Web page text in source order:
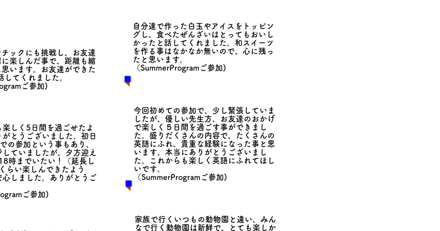
ックにも挑戦し、お友達
楽しんだ事で、距離も縮
います。お友達ができた
てくれました。
ご参加)
しく5日間を過ごせたよ
とうございました。初日
の参加という事もあり、
ていましたが、夕方迎え
時までいたい！（延長し
らい楽しんできたよう
心しました。ありがとうご
ご参加)
​自分達で作った白玉やアイスをトッピン
グし、食べたぜんざいはとってもおいし
かったと話してくれました。和スイーツ
を作る事はなかなか無いので、心に残っ
たと思います。
​（SummerProgramご参加)
​今回初めての参加で、少し緊張していま
したが、優しい先生方、お友達のおかげ
で楽しく５日間を過ごす事ができまし
た。盛りだくさんの内容で、たくさんの
英語にふれ、貴重な経験になった事と思
います。本当にありがとうございまし
た。これからも楽しく英語にふれてほし
いです。
（SummerProgramご参加)
家族で行くいつもの動物園と違い、みん
なで行く動物園は新鮮で、とても楽しか